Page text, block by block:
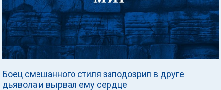
Боец смешанного стиля заподозрил в друге
дьявола и вырвал ему сердце